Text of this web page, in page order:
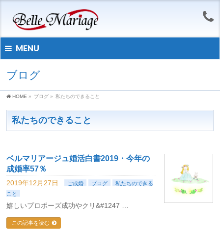
MENU
ブログ
HOME » ブログ » 私たちのできること
私たちのできること
ベルマリアージュ婚活白書2019・今年の
成婚率57％
2019年12月27日 ご成婚 ブログ
私たちのできる
こと
嬉しいプロポーズ成功やクリ&#1247 …
この記事を読む